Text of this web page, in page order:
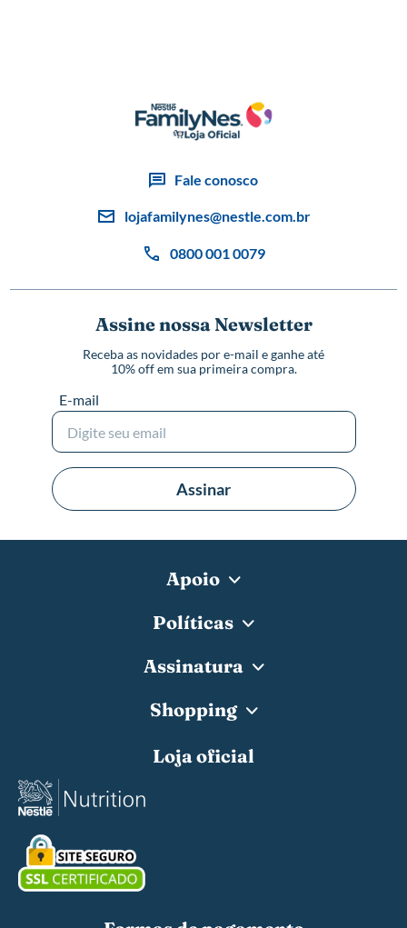
Fale conosco
lojafamilynes@nestle.com.br
0800 001 0079
Assine nossa Newsletter
Receba as novidades por e-mail e ganhe até
10% off em sua primeira compra.
E-mail
Assinar
Apoio
Políticas
Assinatura
Shopping
Loja oficial